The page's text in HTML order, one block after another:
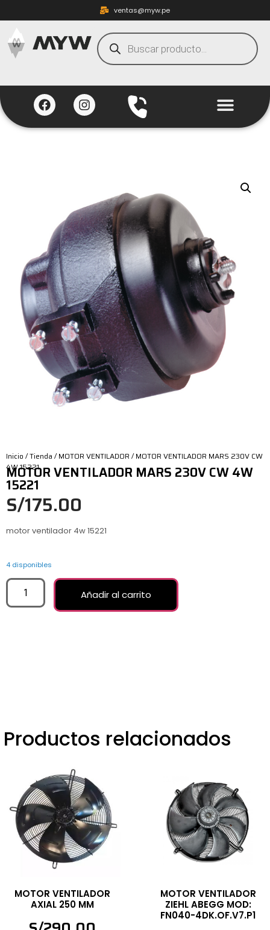
ventas@myw.pe
Inicio /Tienda /MOTOR VENTILADOR / MOTOR VENTILADOR MARS 230V CW
4W 15221
MOTOR VENTILADOR MARS 230V CW 4W
15221
S/175.00
motor ventilador 4w 15221
4 disponibles
Añadir al carrito
Productos relacionados
MOTOR VENTILADOR
AXIAL 250 MM
MOTOR VENTILADOR
ZIEHL ABEGG MOD:
FN040-4DK.OF.V7.P1